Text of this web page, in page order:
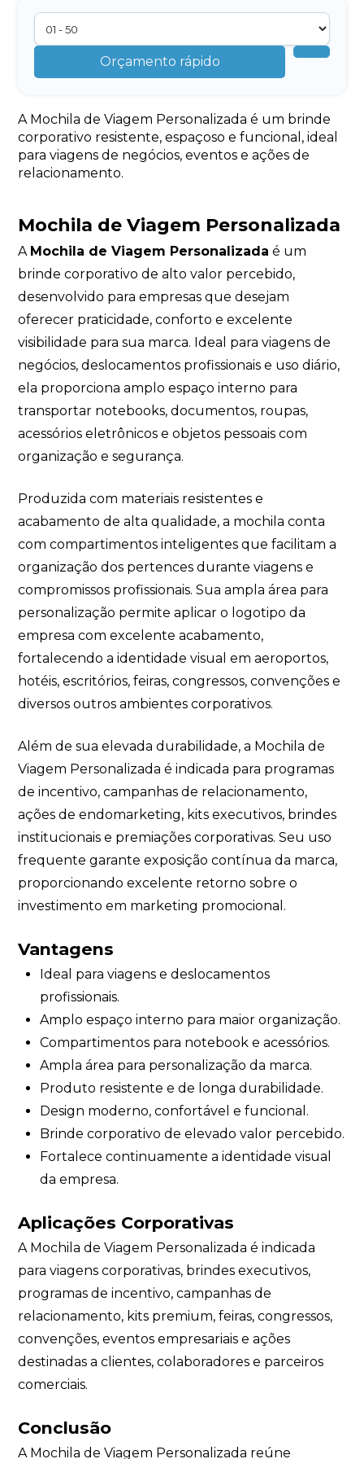
Orçamento rápido
A Mochila de Viagem Personalizada é um brinde
corporativo resistente, espaçoso e funcional, ideal
para viagens de negócios, eventos e ações de
relacionamento.
Mochila de Viagem Personalizada
A Mochila de Viagem Personalizada é um
brinde corporativo de alto valor percebido,
desenvolvido para empresas que desejam
oferecer praticidade, conforto e excelente
visibilidade para sua marca. Ideal para viagens de
negócios, deslocamentos profissionais e uso diário,
ela proporciona amplo espaço interno para
transportar notebooks, documentos, roupas,
acessórios eletrônicos e objetos pessoais com
organização e segurança.
Produzida com materiais resistentes e
acabamento de alta qualidade, a mochila conta
com compartimentos inteligentes que facilitam a
organização dos pertences durante viagens e
compromissos profissionais. Sua ampla área para
personalização permite aplicar o logotipo da
empresa com excelente acabamento,
fortalecendo a identidade visual em aeroportos,
hotéis, escritórios, feiras, congressos, convenções e
diversos outros ambientes corporativos.
Além de sua elevada durabilidade, a Mochila de
Viagem Personalizada é indicada para programas
de incentivo, campanhas de relacionamento,
ações de endomarketing, kits executivos, brindes
institucionais e premiações corporativas. Seu uso
frequente garante exposição contínua da marca,
proporcionando excelente retorno sobre o
investimento em marketing promocional.
Vantagens
Ideal para viagens e deslocamentos
profissionais.
Amplo espaço interno para maior organização.
Compartimentos para notebook e acessórios.
Ampla área para personalização da marca.
Produto resistente e de longa durabilidade.
Design moderno, confortável e funcional.
Brinde corporativo de elevado valor percebido.
Fortalece continuamente a identidade visual
da empresa.
Aplicações Corporativas
A Mochila de Viagem Personalizada é indicada
para viagens corporativas, brindes executivos,
programas de incentivo, campanhas de
relacionamento, kits premium, feiras, congressos,
convenções, eventos empresariais e ações
destinadas a clientes, colaboradores e parceiros
comerciais.
Conclusão
A Mochila de Viagem Personalizada reúne